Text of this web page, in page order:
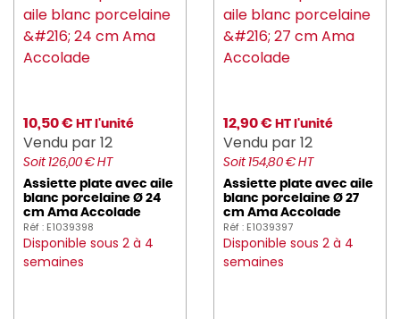
10,50 € HT l'unité
Vendu par 12
Soit 126,00 € HT
Assiette plate avec aile
blanc porcelaine Ø 24
cm Ama Accolade
Réf : E1039398
Disponible sous 2 à 4
semaines
12,90 € HT l'unité
Vendu par 12
Soit 154,80 € HT
Assiette plate avec aile
blanc porcelaine Ø 27
cm Ama Accolade
Réf : E1039397
Disponible sous 2 à 4
semaines